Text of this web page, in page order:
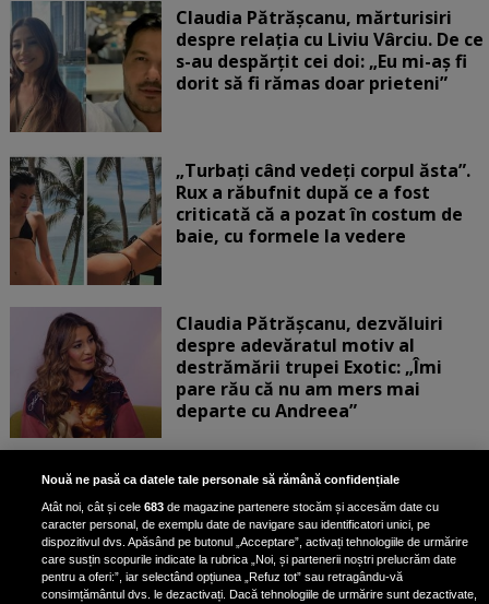
Claudia Pătrășcanu, mărturisiri
despre relația cu Liviu Vârciu. De ce
s-au despărțit cei doi: „Eu mi-aș fi
dorit să fi rămas doar prieteni”
„Turbați când vedeți corpul ăsta”.
Rux a răbufnit după ce a fost
criticată că a pozat în costum de
baie, cu formele la vedere
Claudia Pătrășcanu, dezvăluiri
despre adevăratul motiv al
destrămării trupei Exotic: „Îmi
pare rău că nu am mers mai
departe cu Andreea”
Scene incredibile! Ilinca Vandici a
pus mâna pe aparatul de
fotografiat al unui paparazzo și i l-
a aruncat la gunoi: „S-a dus la
poliție. Nu mai aveam aer”
Nouă ne pasă ca datele tale personale să rămână confidențiale
Atât noi, cât și cele683 de magazine partenere stocăm și accesăm date cu
caracter personal, de exemplu date de navigare sau identificatori unici, pe
dispozitivul dvs. Apăsând pe butonul „Acceptare”, activați tehnologiile de urmărire
care susțin scopurile indicate la rubrica „Noi, și partenerii noștri prelucrăm date
pentru a oferi:”, iar selectând opțiunea „Refuz tot” sau retragându-vă
consimțământul dvs. le dezactivați. Dacă tehnologiile de urmărire sunt dezactivate,